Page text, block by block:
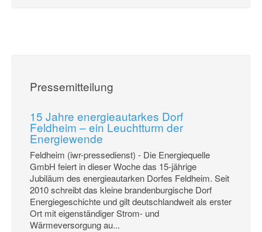
Pressemitteilung
15 Jahre energieautarkes Dorf
Feldheim – ein Leuchtturm der
Energiewende
Feldheim (iwr-pressedienst) - Die Energiequelle
GmbH feiert in dieser Woche das 15-jährige
Jubiläum des energieautarken Dorfes Feldheim. Seit
2010 schreibt das kleine brandenburgische Dorf
Energiegeschichte und gilt deutschlandweit als erster
Ort mit eigenständiger Strom- und
Wärmeversorgung au...